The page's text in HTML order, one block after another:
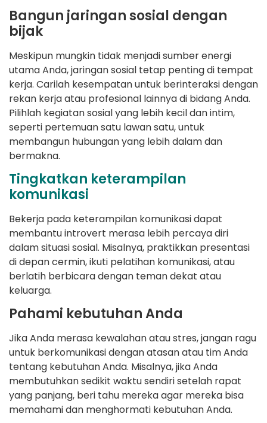
Bangun jaringan sosial dengan
bijak
Meskipun mungkin tidak menjadi sumber energi
utama Anda, jaringan sosial tetap penting di tempat
kerja. Carilah kesempatan untuk berinteraksi dengan
rekan kerja atau profesional lainnya di bidang Anda.
Pilihlah kegiatan sosial yang lebih kecil dan intim,
seperti pertemuan satu lawan satu, untuk
membangun hubungan yang lebih dalam dan
bermakna.
Tingkatkan keterampilan
komunikasi
Bekerja pada keterampilan komunikasi dapat
membantu introvert merasa lebih percaya diri
dalam situasi sosial. Misalnya, praktikkan presentasi
di depan cermin, ikuti pelatihan komunikasi, atau
berlatih berbicara dengan teman dekat atau
keluarga.
Pahami kebutuhan Anda
Jika Anda merasa kewalahan atau stres, jangan ragu
untuk berkomunikasi dengan atasan atau tim Anda
tentang kebutuhan Anda. Misalnya, jika Anda
membutuhkan sedikit waktu sendiri setelah rapat
yang panjang, beri tahu mereka agar mereka bisa
memahami dan menghormati kebutuhan Anda.